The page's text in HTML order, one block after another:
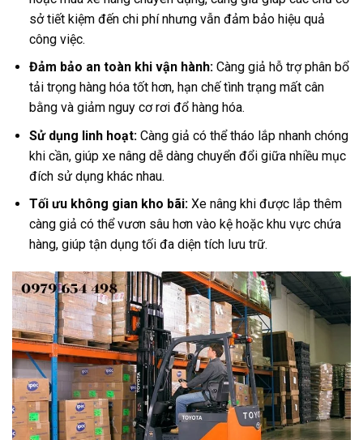
sở tiết kiệm đến chi phí nhưng vẫn đảm bảo hiệu quả
công việc.
Đảm bảo an toàn khi vận hành:Càng giả hỗ trợ phân bổ
tải trọng hàng hóa tốt hơn, hạn chế tình trạng mất cân
bằng và giảm nguy cơ rơi đổ hàng hóa.
Sử dụng linh hoạt:Càng giả có thể tháo lắp nhanh chóng
khi cần, giúp xe nâng dễ dàng chuyển đổi giữa nhiều mục
đích sử dụng khác nhau.
Tối ưu không gian kho bãi:Xe nâng khi được lắp thêm
càng giả có thể vươn sâu hơn vào kệ hoặc khu vực chứa
hàng, giúp tận dụng tối đa diện tích lưu trữ.